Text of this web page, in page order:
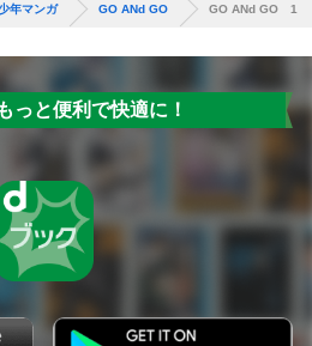
年マンガ GO ANd GO GO ANd GO 1
っと便利で快適に！